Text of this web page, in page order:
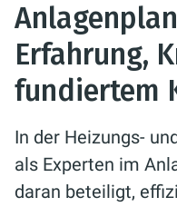
Erfahrung,
fundiertem
In der Heizungs-
als Experten im
daran beteiligt,